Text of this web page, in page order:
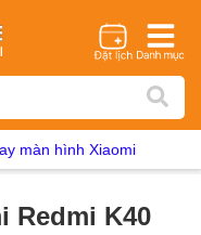
Xiaomi Realme Vivo
màn hình Xiaomi
Redmi K40